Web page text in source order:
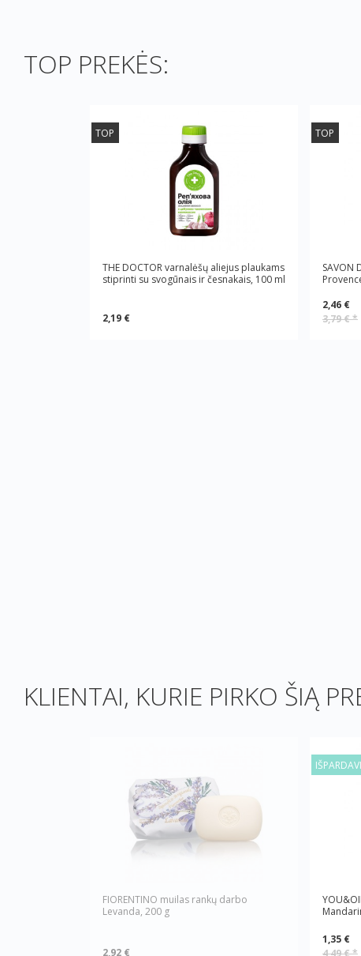
TOP PREKĖS:
TOP
THE DOCTOR varnalėšų aliejus plaukams
stiprinti su svogūnais ir česnakais, 100 ml
2,19 €
TOP
SAVON
2,46 €
3,79 €*
KLIENTAI, KURIE PIRKO ŠIĄ
FIORENTINO muilas rankų darbo
Levanda, 200 g
2,92 €
1,35 €
4,49 €*